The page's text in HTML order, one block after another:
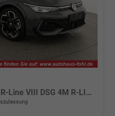
2.0 TSI 150 kW 4Motion R-Line VIII DSG 4M R-LINE, LED-Plus, 18-Zoll, Side, Kamera, Winter, 3 J.-Garantie